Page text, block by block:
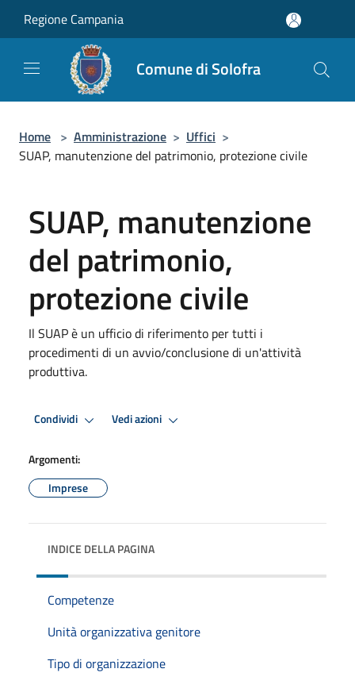
Regione Campania
Comune di Solofra
Home > Amministrazione > Uffici >
SUAP, manutenzione del patrimonio, protezione civile
SUAP, manutenzione
del patrimonio,
protezione civile
Il SUAP è un ufficio di riferimento per tutti i
procedimenti di un avvio/conclusione di un'attività
produttiva.
Condividi Vedi azioni
Argomenti:
Imprese
INDICE DELLA PAGINA
Competenze
Unità organizzativa genitore
Tipo di organizzazione